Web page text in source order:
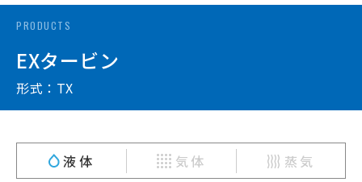
PRODUCTS
EXタービン
形式：TX
液体 気体 蒸気